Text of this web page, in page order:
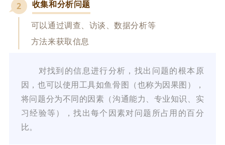
2
收集和分析问题
可以通过调查、访谈、数据分析等
方法来获取信息
对找到的信息进行分析，找出问题的根本原
因，也可以使用工具如鱼骨图（也称为因果图），
将问题分为不同的因素（沟通能力、专业知识、实
习经验等），找出每个因素对问题所占用的百分
比。